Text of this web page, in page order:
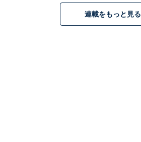
連載をもっと見る